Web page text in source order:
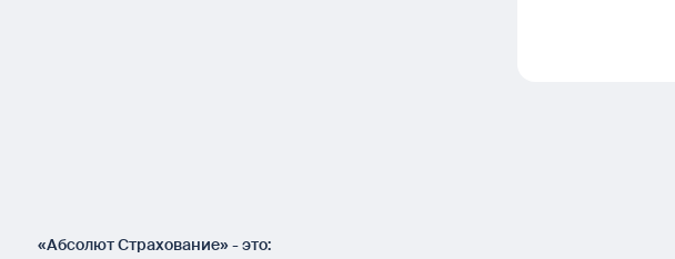
«Абсолют Страхование» - это: